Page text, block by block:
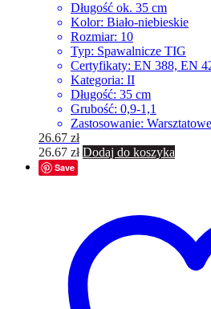
Długość ok. 35 cm
Kolor: Biało-niebieskie
Rozmiar: 10
Typ: Spawalnicze TIG
Certyfikaty: EN 388, EN
Kategoria: II
Długość: 35 cm
Grubość: 0,9-1,1
Zastosowanie:
26.67 zł
26.67 zł Dodaj do koszyka
Save